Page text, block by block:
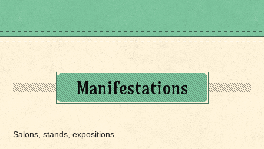
Manifestations
Salons, stands, expositions